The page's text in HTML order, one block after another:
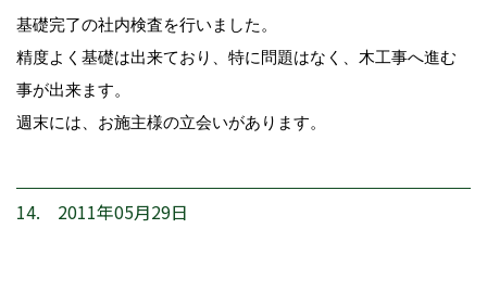
基礎完了の社内検査を行いました。
精度よく基礎は出来ており、特に問題はなく、木工事へ進む
事が出来ます。
週末には、お施主様の立会いがあります。
14. 2011年05月29日